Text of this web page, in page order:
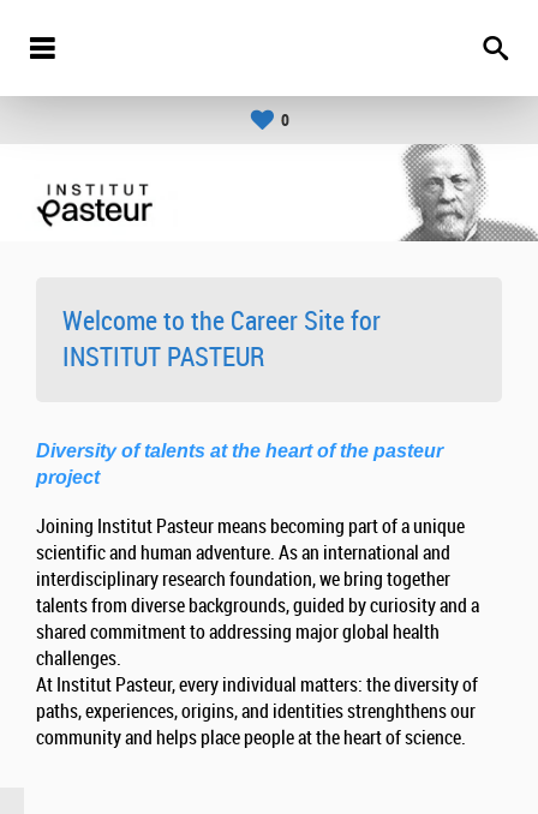
0
Welcome to the Career Site for
INSTITUT PASTEUR
Diversity of talents at the heart of the pasteur
project
Joining Institut Pasteur means becoming part of a unique
scientific and human adventure. As an international and
interdisciplinary research foundation, we bring together
talents from diverse backgrounds, guided by curiosity and a
shared commitment to addressing major global health
challenges.
At Institut Pasteur, every individual matters: the diversity of
paths, experiences, origins, and identities strenghthens our
community and helps place people at the heart of science.